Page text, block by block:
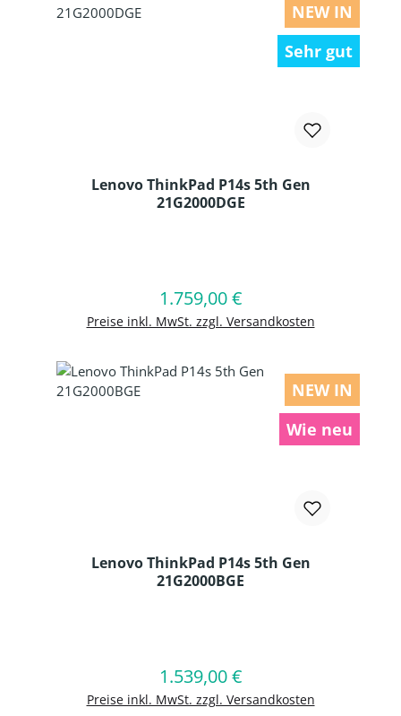
NEW IN
Sehr gut
Lenovo ThinkPad P14s 5th Gen
21G2000DGE
Regulärer Preis:
1.759,00 €
Preise inkl. MwSt. zzgl. Versandkosten
In den Warenkorb
NEW IN
Wie neu
Lenovo ThinkPad P14s 5th Gen
21G2000BGE
Regulärer Preis:
1.539,00 €
Preise inkl. MwSt. zzgl. Versandkosten
In den Warenkorb